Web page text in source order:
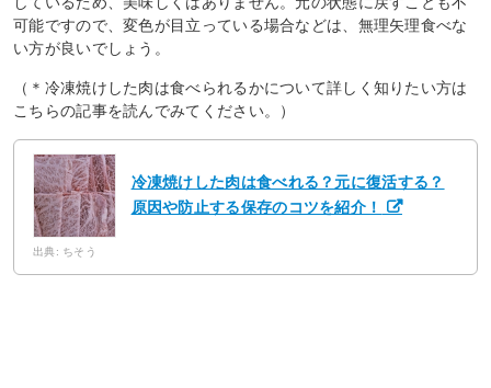
可能ですので、変色が目立っている場合などは、無理矢理食べな
い方が良いでしょう。
（＊冷凍焼けした肉は食べられるかについて詳しく知りたい方は
こちらの記事を読んでみてください。）
冷凍焼けした肉は食べれる？元に復活する？
原因や防止する保存のコツを紹介！
出典: ちそう